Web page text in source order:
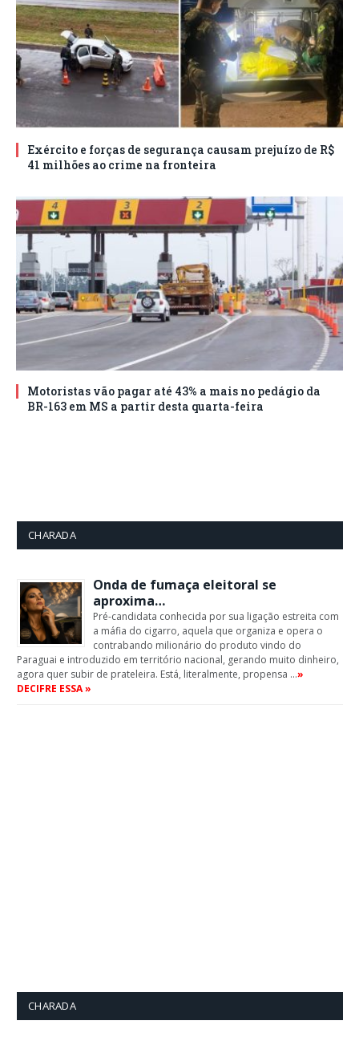
Exército e forças de segurança causam prejuízo de R$
41 milhões ao crime na fronteira
Motoristas vão pagar até 43% a mais no pedágio da
BR-163 em MS a partir desta quarta-feira
CHARADA
Onda de fumaça eleitoral se
aproxima…
Pré-candidata conhecida por sua ligação estreita com
a máfia do cigarro, aquela que organiza e opera o
contrabando milionário do produto vindo do
Paraguai e introduzido em território nacional, gerando muito dinheiro,
agora quer subir de prateleira. Está, literalmente, propensa …»
DECIFRE ESSA »
CHARADA